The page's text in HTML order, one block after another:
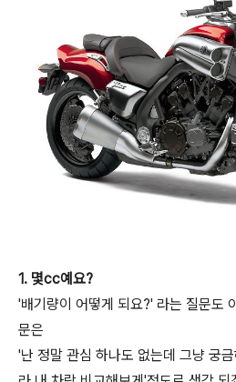
1. 몇cc예요?
'배기량이 어떻게 되요?' 라는 질문도
문은
'난 정말 관심 하나도 없는데 그냥 궁